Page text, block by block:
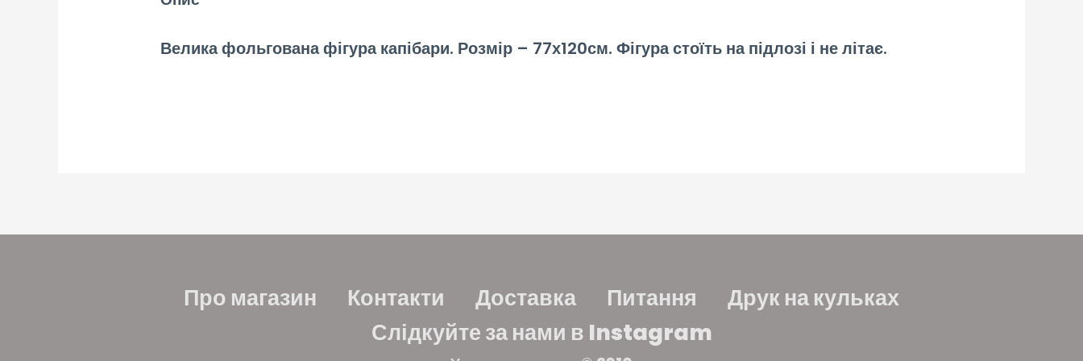
Велика фольгована фігура капібари. Розмір – 77х120см. Фігура стоїть на підлозі і не літає.
Про магазин Контакти Доставка Питання
Друк на кульках
Слідкуйте за нами в Instagram